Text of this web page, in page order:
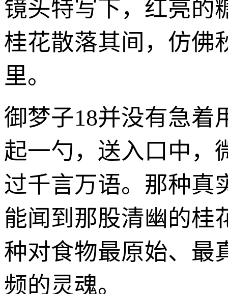
镜头特写下，红亮的
桂花散落其间，仿佛
里。
御梦子18并没有急着
起一勺，送入口中，
过千言万语。那种真
能闻到那股清幽的桂
种对食物最原始、最
频的灵魂。